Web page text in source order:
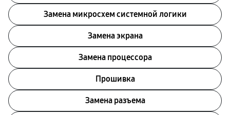
Замена микросхем системной логики
Замена экрана
Замена процессора
Прошивка
Замена разъема